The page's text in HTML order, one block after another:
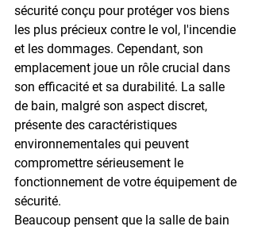
sécurité conçu pour protéger vos biens
les plus précieux contre le vol, l'incendie
et les dommages. Cependant, son
emplacement joue un rôle crucial dans
son efficacité et sa durabilité. La salle
de bain, malgré son aspect discret,
présente des caractéristiques
environnementales qui peuvent
compromettre sérieusement le
fonctionnement de votre équipement de
sécurité.
Beaucoup pensent que la salle de bain